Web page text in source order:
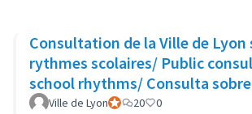
Consultation de la Ville de Lyon
rythmes scolaires/ Public
school rhythms/ Consulta
escolares
Ville de LyonParticipant officiel
20 0